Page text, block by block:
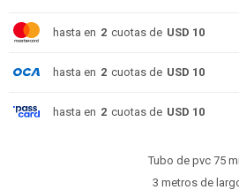
hasta en 2 cuotas de USD 10
hasta en 2 cuotas de USD 10
hasta en 2 cuotas de USD 10
Tubo de pvc 75
3 metros de